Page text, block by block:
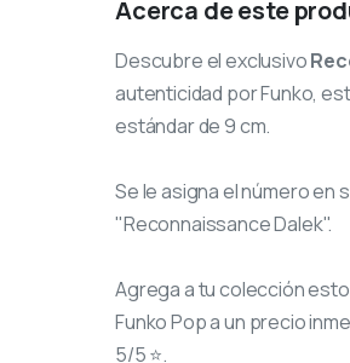
Acerca de este
Descubre el exclusivo
autenticidad por Funko,
estándar de 9 cm.
Se le asigna el númeroen
"Reconnaissance Dalek".
Agrega a tu colección
Funko Pop a un precio
5/5 ⭐.